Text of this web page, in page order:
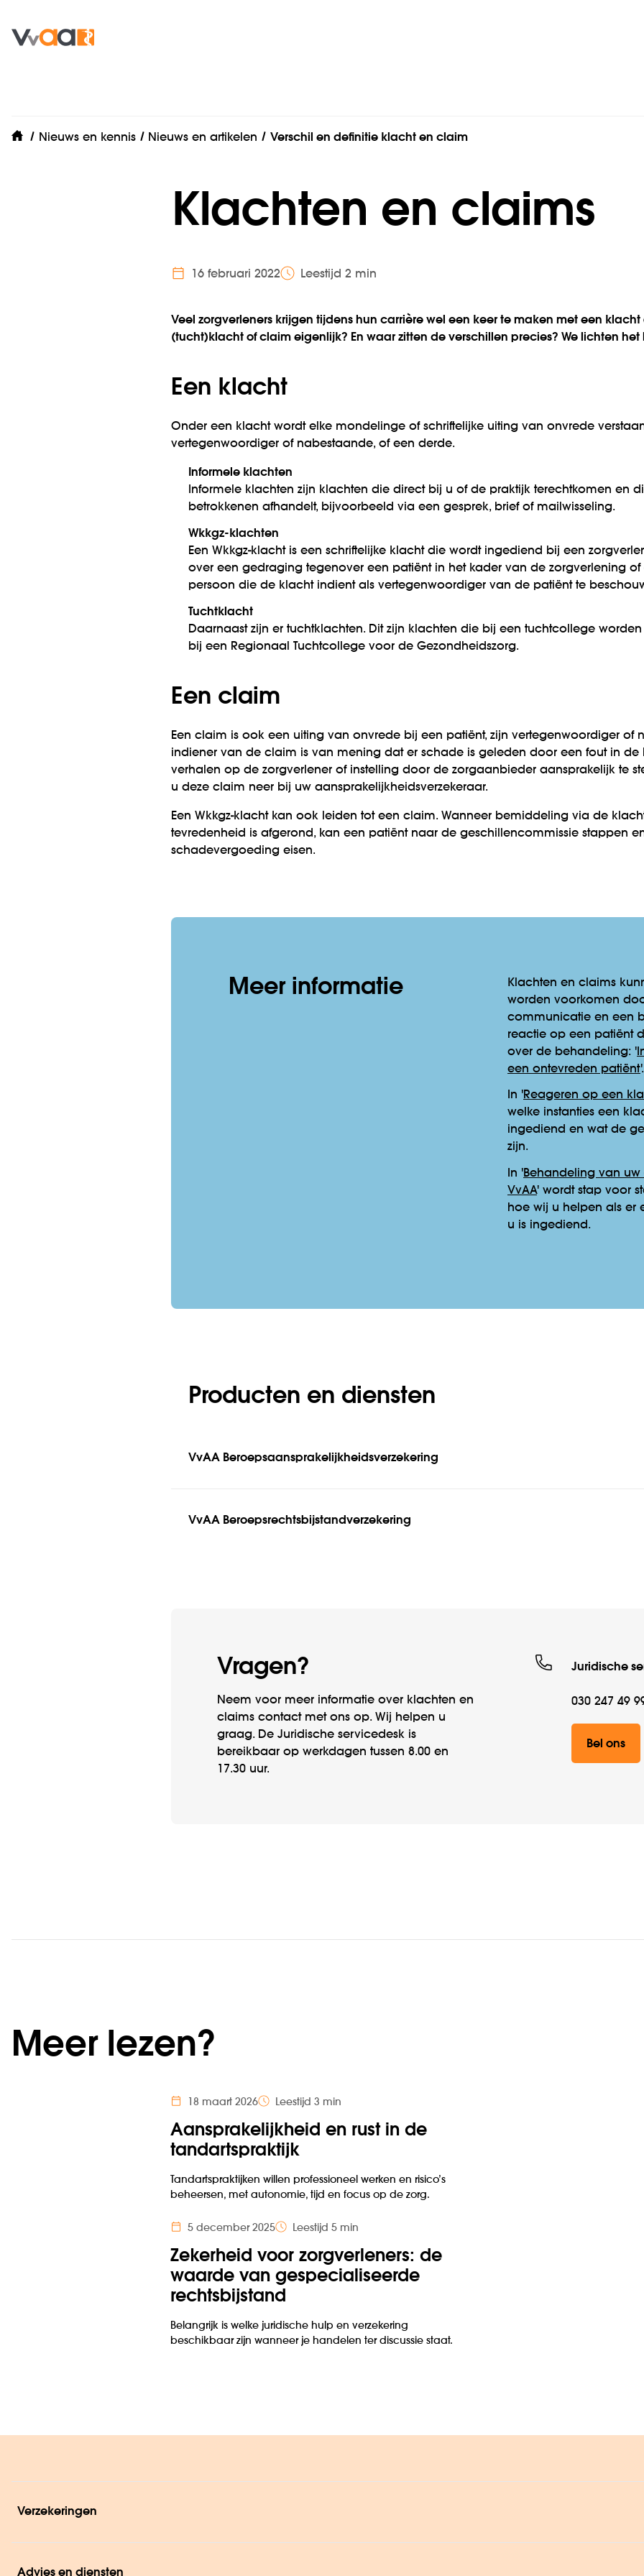
home
Nieuws en kennis Nieuws en artikelen Verschil en definitie klacht en claim
Klachten en claims
16 februari 2022 Leestijd 2 min
Veel zorgverleners krijgen tijdens hun carrière wel een keer te maken met een
(tucht)klacht of claim eigenlijk? En waar zitten de verschillen precies? We lichten het
Een klacht
Onder een klacht wordt elke mondelinge of schriftelijke uiting van onvrede
vertegenwoordiger of nabestaande, of een derde.
Informele klachten
Informele klachten zijn klachten die direct bij u of de praktijk terechtkomen en
betrokkenen afhandelt, bijvoorbeeld via een gesprek, brief of mailwisseling.
Wkkgz-klachten
Een Wkkgz-klacht is een schriftelijke klacht die wordt ingediend bij een
over een gedraging tegenover een patiënt in het kader van de zorgverlening
persoon die de klacht indient als vertegenwoordiger van de patiënt te
Tuchtklacht
Daarnaast zijn er tuchtklachten. Dit zijn klachten die bij een tuchtcollege
bij een Regionaal Tuchtcollege voor de Gezondheidszorg.
Een claim
Een claim is ook een uiting van onvrede bij een patiënt, zijn vertegenwoordiger of
indiener van de claim is van mening dat er schade is geleden door een fout in de
verhalen op de zorgverlener of instelling door de zorgaanbieder aansprakelijk te
u deze claim neer bij uw aansprakelijkheidsverzekeraar.
Een Wkkgz-klacht kan ook leiden tot een claim. Wanneer bemiddeling via de
tevredenheid is afgerond, kan een patiënt naar de geschillencommissie stappen
schadevergoeding eisen.
Meer informatie
Klachten en claims
worden voorkomen
communicatie en een
reactie op een patiënt
over de behandeling: '
een ontevreden patiënt'.
In 'Reageren op een
welke instanties een
ingediend en wat de
zijn.
In 'Behandeling van
VvAA' wordt stap voor
hoe wij u helpen als er
u is ingediend.
Producten en diensten
VvAA Beroepsaansprakelijkheidsverzekering
VvAA Beroepsrechtsbijstandverzekering
Vragen?
Neem voor meer informatie over klachten en
claims contact met ons op. Wij helpen u
graag. De Juridische servicedesk is
bereikbaar op werkdagen tussen 8.00 en
17.30 uur.
Juridische
030 247 49
Bel ons
Meer lezen?
18 maart 2026 Leestijd 3 min
Aansprakelijkheid en rust in de
tandartspraktijk
Tandartspraktijken willen professioneel werken en risico’s
beheersen, met autonomie, tijd en focus op de zorg.
5 december 2025 Leestijd 5 min
Zekerheid voor zorg­verleners: de
waarde van gespeciali­seerde
rechts­bijstand
Belangrijk is welke juridische hulp en verzekering
beschikbaar zijn wanneer je handelen ter discussie staat.
Verzekeringen
Advies en diensten